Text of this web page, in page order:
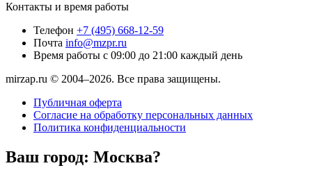
Контакты и время работы
Телефон +7 (495) 668-12-59
Почта info@mzpr.ru
Время работы с 09:00 до 21:00 каждый день
mirzap.ru © 2004–2026. Все права защищены.
Публичная оферта
Согласие на обработку персональных данных
Политика конфиденциальности
Ваш город: Москва?